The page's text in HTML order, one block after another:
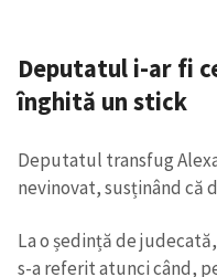
Deputatul i-ar fi
înghită un stick
Deputatul transfug
nevinovat, susținând că
La o ședință de
s-a referit atunci când,